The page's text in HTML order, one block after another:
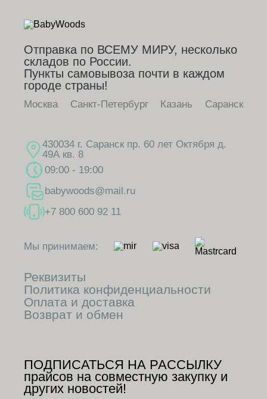
Отправка по ВСЕМУ МИРУ, несколько
складов по России.
Пункты самовывоза почти в каждом
городе страны!
Москва Санкт-Петербург Казань Саранск
430034 г. Саранск пр. 60 лет Октября д.
49А кв. 8
09:00 - 19:00
babywoods@mail.ru
+7 800 600 92 11
Мы принимаем:
Реквизиты
Политика конфиденциальности
Оплата и доставка
Возврат и обмен
ПОДПИСАТЬСЯ НА РАССЫЛКУ
прайсов на совместную закупку и
других новостей!